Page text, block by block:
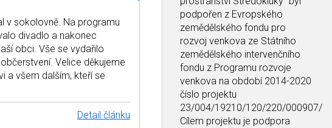
v sokolovně. Na programu
divadlo a nakonec
obci. Vše se vydařilo
Velice děkujeme
a všem dalším, kteří se
Detail článku
podpořen z Evropského
zemědělského fondu pro
rozvoj venkova ze Státního
zemědělského intervenčního
fondu z Programu rozvoje
venkova na období 2014-2020
číslo projektu
23/004/19210/120/220/000907/
Cílem projektu je podpora